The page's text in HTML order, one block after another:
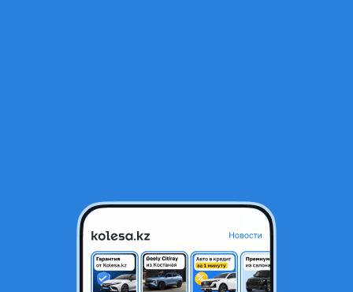
Mercedes-Benz E 230 1992 года